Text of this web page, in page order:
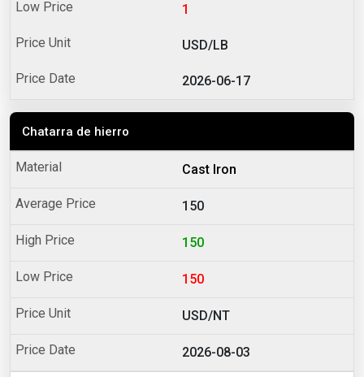
1
USD/LB
2026-06-17
Chatarra de hierro
Cast Iron
150
150
150
USD/NT
2026-08-03